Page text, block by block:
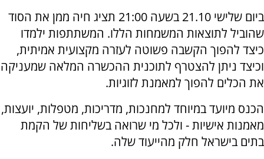
ביום שלישי 21.10 בשעה 21:00 תציג חיה ממן את הסוד
שהוביל לתוצאות המשמחות הללו. המשתתפות ילמדו
כיצד להפוך הקשבה פשוטה לעזרה מקצועית אמיתית,
וכיצד ניתן להצטרף לתוכנית ההכשרה המלאה שמעניקה
את הכלים להפוך למאמנת לזוגיות.
הכנס מיועד במיוחד למחנכות, מדריכות, מטפלות, יועצות,
מאמנות אישיות - ולכל מי שרואה בשליחות של הקמת
בתים בישראל חלק מהייעוד שלה.